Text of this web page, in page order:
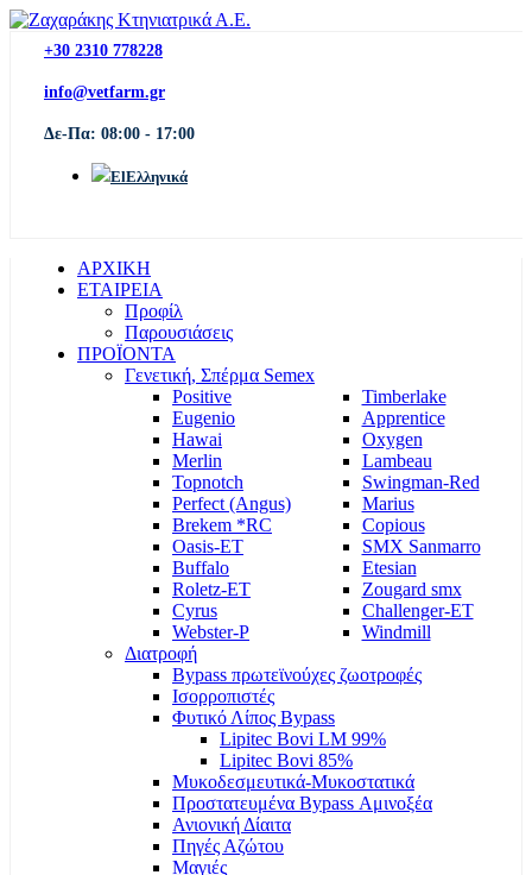
+30 2310 778228
info@vetfarm.gr
Δε-Πα: 08:00 - 17:00
Ελληνικά
ΑΡΧΙΚΗ
ΕΤΑΙΡΕΙΑ
Προφίλ
Παρουσιάσεις
ΠΡΟΪΟΝΤΑ
Γενετική, Σπέρμα Semex
Positive
Eugenio
Hawai
Merlin
Topnotch
Perfect (Angus)
Brekem *RC
Oasis-ET
Buffalo
Roletz-ET
Cyrus
Webster-P
Timberlake
Apprentice
Oxygen
Lambeau
Swingman-Red
Marius
Copious
SMX Sanmarro
Etesian
Zougard smx
Challenger-ET
Windmill
Διατροφή
Bypass πρωτεϊνούχες ζωοτροφές
Ισορροπιστές
Φυτικό Λίπος Bypass
Lipitec Bovi LM 99%
Lipitec Bovi 85%
Μυκοδεσμευτικά-Μυκοστατικά
Προστατευμένα Bypass Αμινοξέα
Ανιονική Δίαιτα
Πηγές Αζώτου
Μαγιές